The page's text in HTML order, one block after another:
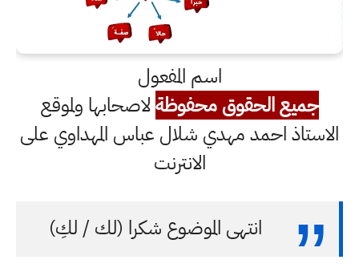
اسم المفعول
جميع الحقوق محفوظةلاصحابها ولموقع
الاستاذ احمد مهدي شلال عباس المهداوي على
الانترنت
انتهى الموضوع شكرا (لك / لكِ)